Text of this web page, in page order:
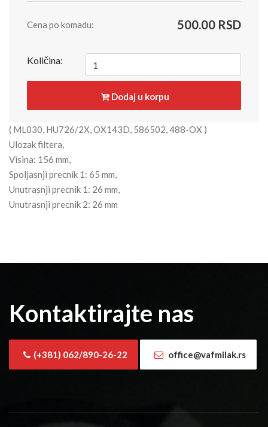
Cena po komadu: 500.00 RSD
Količina:
Dodaj u korpu
( ML030, HU726/2X, OX143D, 586502, 488-OX )
Ulozak filtera,
Visina: 156 mm,
Spoljasnji precnik 1: 65 mm,
Unutrasnji precnik 1: 26 mm,
Unutrasnji precnik 2: 26 mm
Kontaktirajte nas
(+381) 062/890-26-22 office@vafmilak.rs